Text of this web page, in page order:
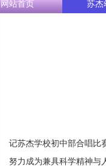
网站首页 苏杰
记苏杰学校初中部合唱比
努力成为兼具科学精神与